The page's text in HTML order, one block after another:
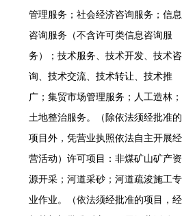
管理服务；社会经济咨询服务；信息
咨询服务（不含许可类信息咨询服
务）；技术服务、技术开发、技术咨
询、技术交流、技术转让、技术推
广；集贸市场管理服务；人工造林；
土地整治服务。（除依法须经批准的
项目外，凭营业执照依法自主开展经
营活动）许可项目：非煤矿山矿产资
源开采；河道采砂；河道疏浚施工专
业作业。（依法须经批准的项目，经